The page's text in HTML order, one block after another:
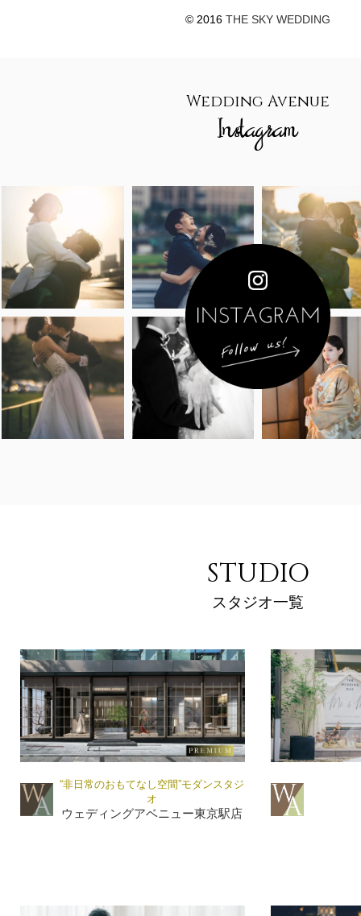
© 2016 THE SKY WEDDING
Wedding Avenue
Instagram
STUDIO
スタジオ一覧
“非日常のおもてなし空間”モダンスタジ
オ
ウェディングアベニュー東京駅店